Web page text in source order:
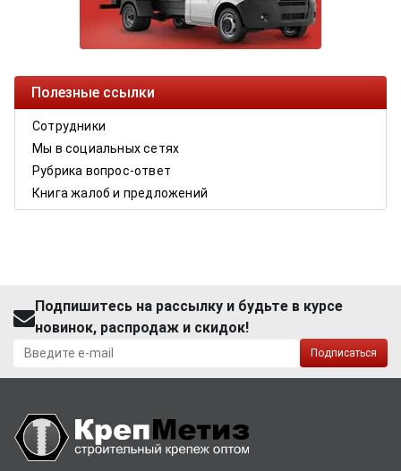
Полезные ссылки
Сотрудники
Мы в социальных сетях
Рубрика вопрос-ответ
Книга жалоб и предложений
Подпишитесь на рассылку и будьте в курсе
новинок, распродаж и скидок!
Подписаться